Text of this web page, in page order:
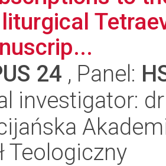
24 , Panel:
investigator:
Teologiczny